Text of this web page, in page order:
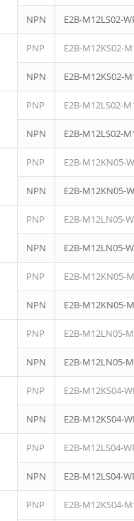
NPN E2B-M12LS02-
PNP E2B-M12KS02-
NPN E2B-M12KS02-
PNP E2B-M12LS02-
NPN E2B-M12LS02-
PNP E2B-M12KN05-
NPN E2B-M12KN05-
PNP E2B-M12LN05-
NPN E2B-M12LN05-
PNP E2B-M12KN05-
NPN E2B-M12KN05-
PNP E2B-M12LN05-
NPN E2B-M12LN05-
PNP E2B-M12KS04-
NPN E2B-M12KS04-
PNP E2B-M12LS04-
NPN E2B-M12LS04-
PNP E2B-M12KS04-